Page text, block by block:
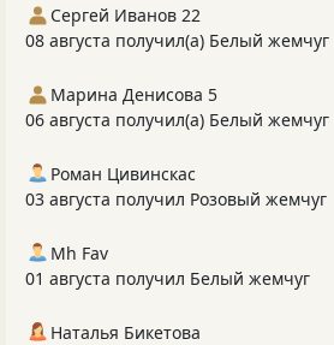
Сергей Иванов 22
08 августа получил(а) Белый жемчуг
Марина Денисова 5
06 августа получил(а) Белый жемчуг
Роман Цивинскас
03 августа получил Розовый жемчуг
Mh Fav
01 августа получил Белый жемчуг
Наталья Бикетова